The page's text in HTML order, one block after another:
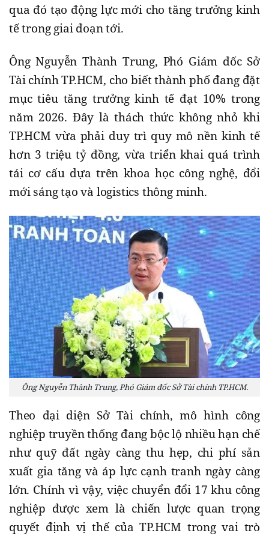
qua đó tạo động lực mới cho tăng trưởng kinh
tế trong giai đoạn tới.
Ông Nguyễn Thành Trung, Phó Giám đốc Sở
Tài chính TP.HCM, cho biết thành phố đang đặt
mục tiêu tăng trưởng kinh tế đạt 10% trong
năm 2026. Đây là thách thức không nhỏ khi
TP.HCM vừa phải duy trì quy mô nền kinh tế
hơn 3 triệu tỷ đồng, vừa triển khai quá trình
tái cơ cấu dựa trên khoa học công nghệ, đổi
mới sáng tạo và logistics thông minh.
Ông Nguyễn Thành Trung, Phó Giám đốc Sở Tài chính TP.HCM.
Theo đại diện Sở Tài chính, mô hình công
nghiệp truyền thống đang bộc lộ nhiều hạn chế
như quỹ đất ngày càng thu hẹp, chi phí sản
xuất gia tăng và áp lực cạnh tranh ngày càng
lớn. Chính vì vậy, việc chuyển đổi 17 khu công
nghiệp được xem là chiến lược quan trọng
quyết định vị thế của TP.HCM trong vai trò